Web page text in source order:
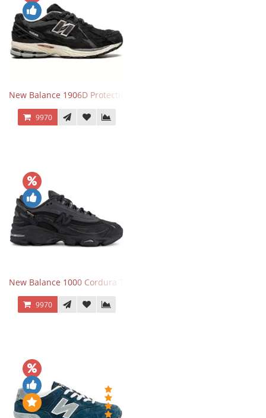
New Balance 1906D Protection Pack Black черные
9970
New Balance 1000 Cordura Trainers Black Cement
9970